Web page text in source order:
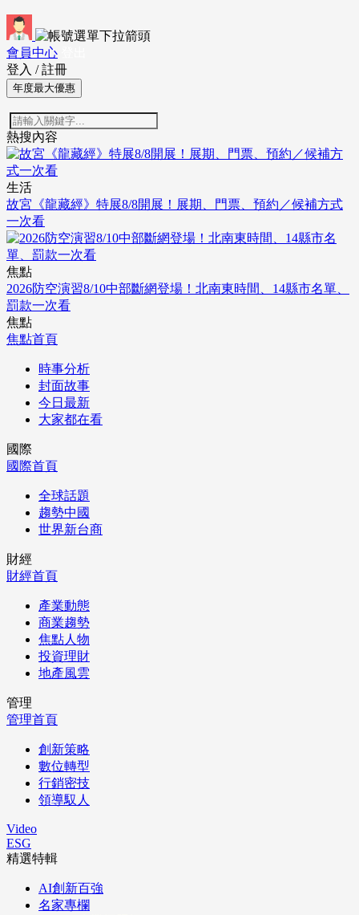
會員中心
登入 / 註冊
年度最大優惠
熱搜內容
生活
故宮《龍藏經》特展8/8開展！展期、門票、預約／候補方式
一次看
焦點
2026防空演習8/10中部斷網登場！北南東時間、14縣市名單、
罰款一次看
焦點
焦點首頁
時事分析
封面故事
今日最新
大家都在看
國際
國際首頁
全球話題
趨勢中國
世界新台商
財經
財經首頁
產業動態
商業趨勢
焦點人物
投資理財
地產風雲
管理
管理首頁
創新策略
數位轉型
行銷密技
領導馭人
Video
ESG
精選特輯
AI創新百強
名家專欄